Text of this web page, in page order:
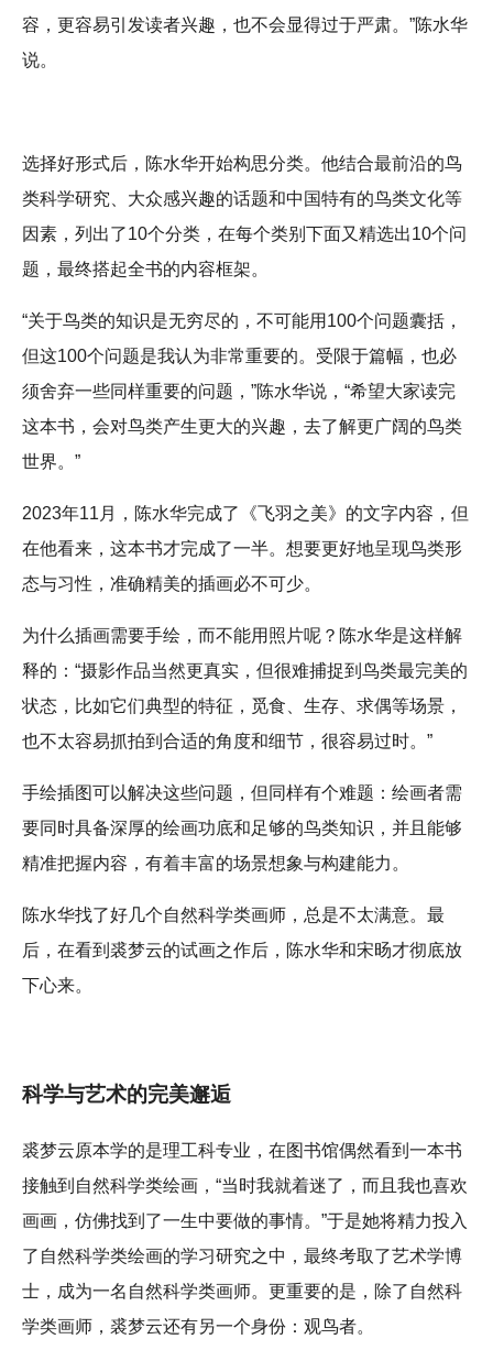
容，更容易引发读者兴趣，也不会显得过于严肃。”陈水华
说。
选择好形式后，陈水华开始构思分类。他结合最前沿的鸟
类科学研究、大众感兴趣的话题和中国特有的鸟类文化等
因素，列出了10个分类，在每个类别下面又精选出10个问
题，最终搭起全书的内容框架。
“关于鸟类的知识是无穷尽的，不可能用100个问题囊括，
但这100个问题是我认为非常重要的。受限于篇幅，也必
须舍弃一些同样重要的问题，”陈水华说，“希望大家读完
这本书，会对鸟类产生更大的兴趣，去了解更广阔的鸟类
世界。”
2023年11月，陈水华完成了《飞羽之美》的文字内容，但
在他看来，这本书才完成了一半。想要更好地呈现鸟类形
态与习性，准确精美的插画必不可少。
为什么插画需要手绘，而不能用照片呢？陈水华是这样解
释的：“摄影作品当然更真实，但很难捕捉到鸟类最完美的
状态，比如它们典型的特征，觅食、生存、求偶等场景，
也不太容易抓拍到合适的角度和细节，很容易过时。”
手绘插图可以解决这些问题，但同样有个难题：绘画者需
要同时具备深厚的绘画功底和足够的鸟类知识，并且能够
精准把握内容，有着丰富的场景想象与构建能力。
陈水华找了好几个自然科学类画师，总是不太满意。最
后，在看到裘梦云的试画之作后，陈水华和宋旸才彻底放
下心来。
科学与艺术的完美邂逅
裘梦云原本学的是理工科专业，在图书馆偶然看到一本书
接触到自然科学类绘画，“当时我就着迷了，而且我也喜欢
画画，仿佛找到了一生中要做的事情。”于是她将精力投入
了自然科学类绘画的学习研究之中，最终考取了艺术学博
士，成为一名自然科学类画师。更重要的是，除了自然科
学类画师，裘梦云还有另一个身份：观鸟者。